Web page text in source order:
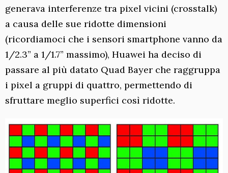
generava interferenze tra pixel vicini (crosstalk)
a causa delle sue ridotte dimensioni
(ricordiamoci che i sensori smartphone vanno da
1/2.3” a 1/1.7” massimo), Huawei ha deciso di
passare al più datato Quad Bayer che raggruppa
i pixel a gruppi di quattro, permettendo di
sfruttare meglio superfici così ridotte.